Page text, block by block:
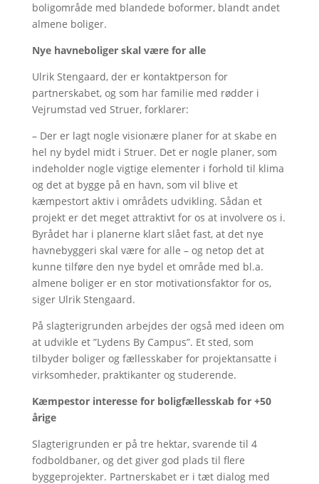
boligområde med blandede boformer, blandt andet
almene boliger.
Nye havneboliger skal være for alle
Ulrik Stengaard, der er kontaktperson for
partnerskabet, og som har familie med rødder i
Vejrumstad ved Struer, forklarer:
– Der er lagt nogle visionære planer for at skabe en
hel ny bydel midt i Struer. Det er nogle planer, som
indeholder nogle vigtige elementer i forhold til klima
og det at bygge på en havn, som vil blive et
kæmpestort aktiv i områdets udvikling. Sådan et
projekt er det meget attraktivt for os at involvere os i.
Byrådet har i planerne klart slået fast, at det nye
havnebyggeri skal være for alle – og netop det at
kunne tilføre den nye bydel et område med bl.a.
almene boliger er en stor motivationsfaktor for os,
siger Ulrik Stengaard.
På slagterigrunden arbejdes der også med ideen om
at udvikle et ”Lydens By Campus”. Et sted, som
tilbyder boliger og fællesskaber for projektansatte i
virksomheder, praktikanter og studerende.
Kæmpestor interesse for boligfællesskab for +50
årige
Slagterigrunden er på tre hektar, svarende til 4
fodboldbaner, og det giver god plads til flere
byggeprojekter. Partnerskabet er i tæt dialog med